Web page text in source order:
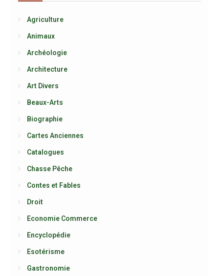
Agriculture
Animaux
Archéologie
Architecture
Art Divers
Beaux-Arts
Biographie
Cartes Anciennes
Catalogues
Chasse Pêche
Contes et Fables
Droit
Economie Commerce
Encyclopédie
Esotérisme
Gastronomie